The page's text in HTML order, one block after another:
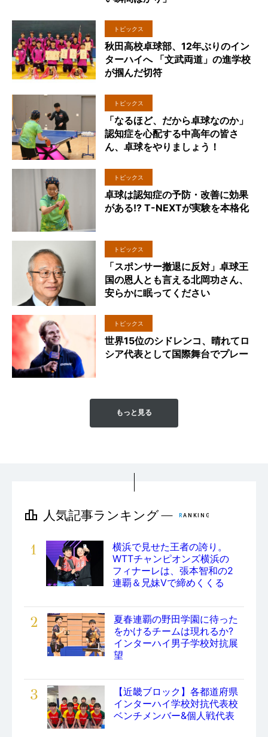
トピックス
秋田高校卓球部、12年ぶりのイン
ターハイへ 「文武両道」の進学校
が掴んだ切符
トピックス
「なるほど、だから卓球なのか」
認知症を心配する中高年の皆さ
ん、卓球をやりましょう！
トピックス
卓球は認知症の予防・改善に効果
がある!? T-NEXTが実験を本格化
トピックス
「スポンサー撤退に反対」卓球王
国の恩人とも言える北岡功さん、
安らかに眠ってください
トピックス
世界15位のシドレンコ、晴れてロ
シア代表として国際舞台でプレー
もっと見る
1
横浜で見せた王者の誇り。
WTTチャンピオンズ横浜の
フィナーレは、張本智和の2
連覇＆兄妹Vで締めくくる
2
夏春連覇の野田学園に待った
をかけるチームは現れるか?
インターハイ男子学校対抗展
望
3
【近畿ブロック】各都道府県
インターハイ学校対抗代表校
ベンチメンバー&個人戦代表